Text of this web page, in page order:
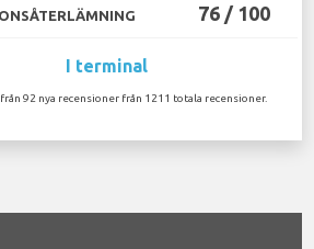
76 / 100
I terminal
92 nya recensioner från 1211 totala recensioner.